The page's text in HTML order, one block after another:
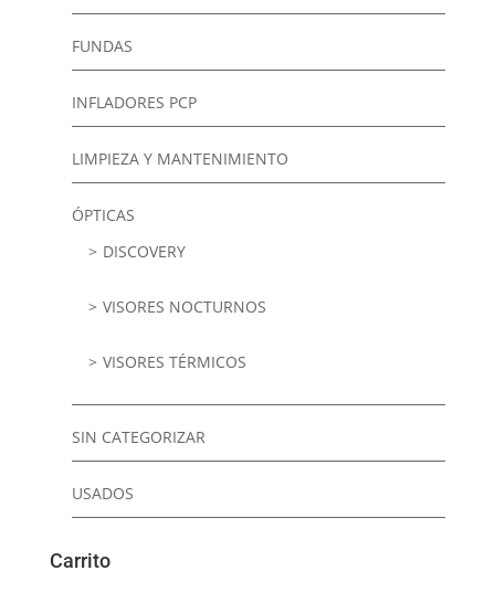
FUNDAS
INFLADORES PCP
LIMPIEZA Y MANTENIMIENTO
ÓPTICAS
DISCOVERY
VISORES NOCTURNOS
VISORES TÉRMICOS
SIN CATEGORIZAR
USADOS
Carrito